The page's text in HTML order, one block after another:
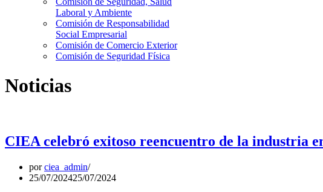
Laboral y Ambiente
Comisión de Responsabilidad
Social Empresarial
Comisión de Comercio Exterior
Comisión de Seguridad Física
Noticias
CIEA celebró exitoso reencuentro de la industria
porciea_admin
25/07/202425/07/2024